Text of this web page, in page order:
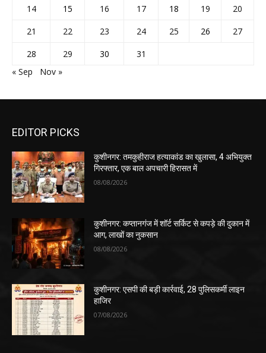
14
15 16 17 18 19
20
21
22 23 24 25 26
27
28
29 30
31
« Sep
Nov »
EDITOR PICKS
कुशीनगर: तमकुहीराज हत्याकांड का खुलासा, 4 अभियुक्त
गिरफ्तार, एक बाल अपचारी हिरासत में
08/08/2026
कुशीनगर: कप्तानगंज में शॉर्ट सर्किट से कपड़े की दुकान में
आग, लाखों का नुकसान
08/08/2026
कुशीनगर: एसपी की बड़ी कार्रवाई, 28 पुलिसकर्मी लाइन
हाजिर
07/08/2026